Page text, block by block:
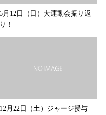
6月12日（日）大運動会振り返
り！
12月22日（土）ジャージ授与